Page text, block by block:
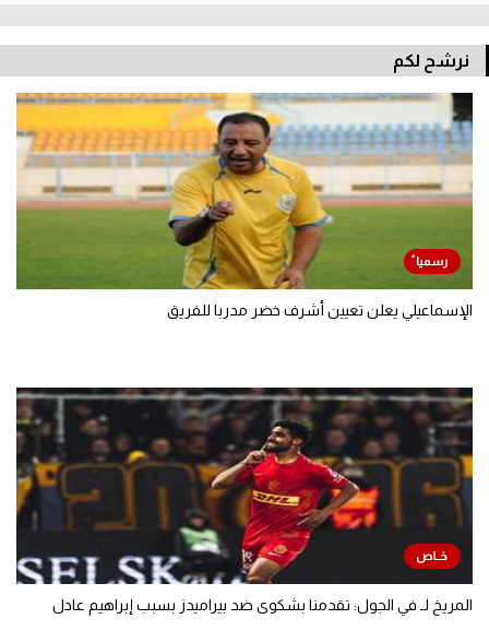
نرشح لكم
الإسماعيلي يعلن تعيين أشرف خضر مدربا للفريق
المريخ لـ في الجول: تقدمنا بشكوى ضد بيراميدز بسبب إبراهيم عادل